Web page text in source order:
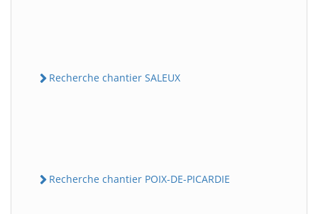
Recherche chantier SALEUX
Recherche chantier POIX-DE-PICARDIE